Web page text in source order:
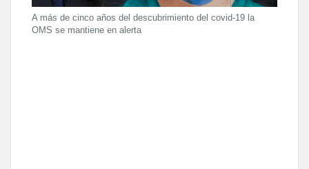
A más de cinco años del descubrimiento del covid-19 la
OMS se mantiene en alerta